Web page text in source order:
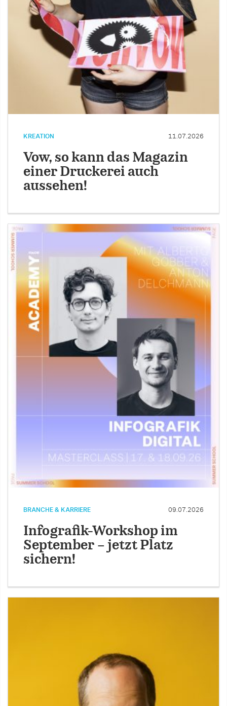
KREATION 11.07.2026
Vow, so kann das Magazin
einer Druckerei auch
aussehen!
BRANCHE & KARRIERE 09.07.2026
Infografik-Workshop im
September – jetzt Platz
sichern!